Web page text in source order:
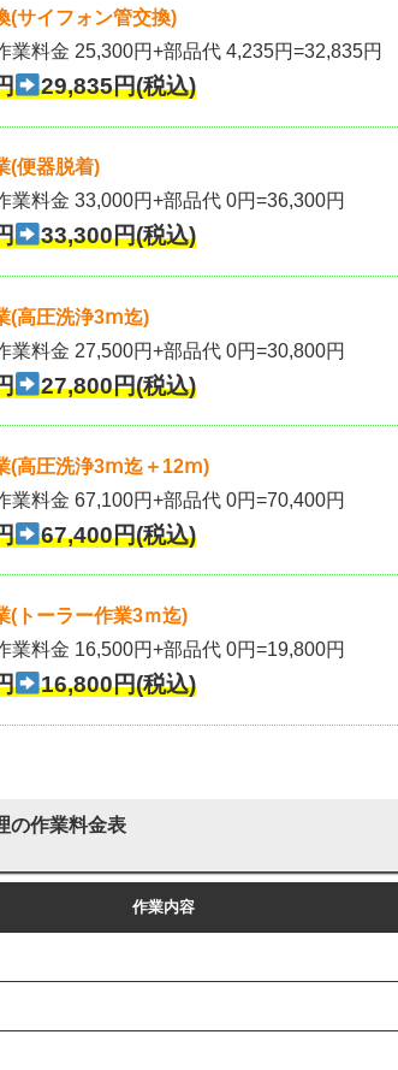
(サイフォン管交換)
業料金 25,300円+部品代 4,235円=32,835円
29,835円(税込)
(便器脱着)
業料金 33,000円+部品代 0円=36,300円
33,300円(税込)
(高圧洗浄3ⅿ迄)
業料金 27,500円+部品代 0円=30,800円
27,800円(税込)
(高圧洗浄3ⅿ迄＋12ⅿ)
業料金 67,100円+部品代 0円=70,400円
67,400円(税込)
(トーラー作業3ｍ迄)
業料金 16,500円+部品代 0円=19,800円
16,800円(税込)
の作業料金表
作業内容